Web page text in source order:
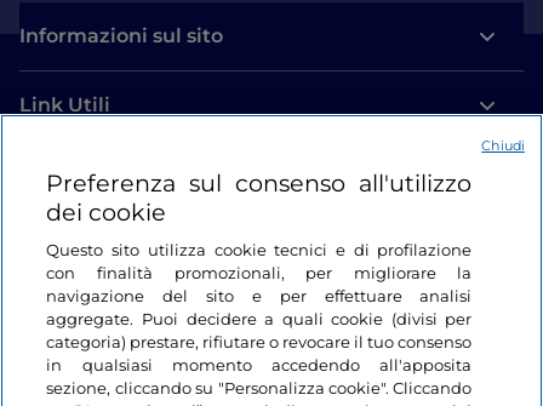
Informazioni sul sito
Link Utili
Login
Restiamo in contatto
Preferenza sul consenso all'utilizzo
dei cookie
Questo sito utilizza cookie tecnici e di profilazione
con finalità promozionali, per migliorare la
navigazione del sito e per effettuare analisi
aggregate. Puoi decidere a quali cookie (divisi per
categoria) prestare, rifiutare o revocare il tuo consenso
in qualsiasi momento accedendo all'apposita
sezione, cliccando su "Personalizza cookie". Cliccando
Chiudi